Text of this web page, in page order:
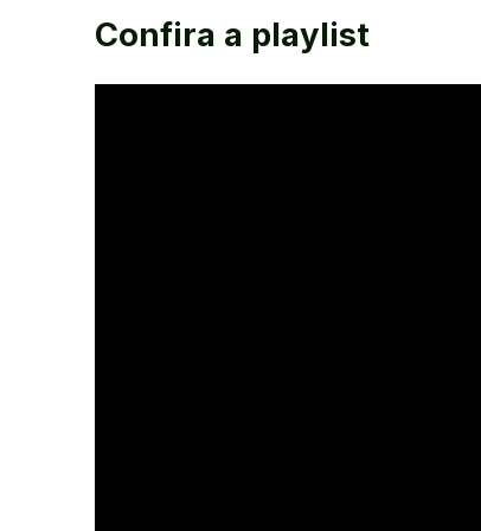
Confira a playlist